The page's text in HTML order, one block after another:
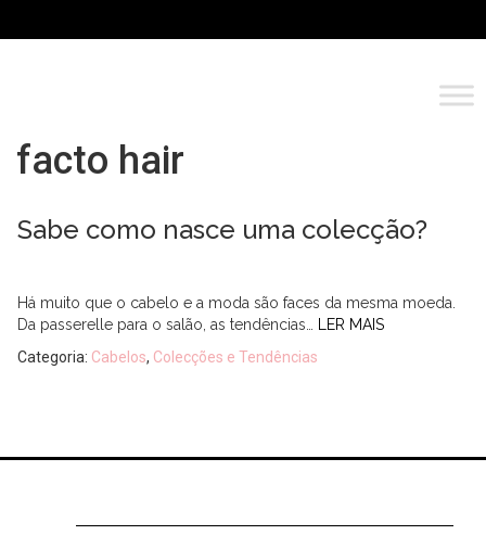
facto hair
Sabe como nasce uma colecção?
Há muito que o cabelo e a moda são faces da mesma moeda.
Da passerelle para o salão, as tendências…
LER MAIS
Categoria: Cabelos, Colecções e Tendências